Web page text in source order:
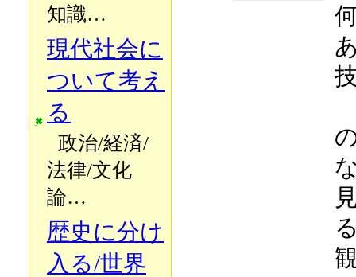
知識…
現代社会に
ついて考え
る
政治/経済/
法律/文化
論…
歴史に分け
入る/世界